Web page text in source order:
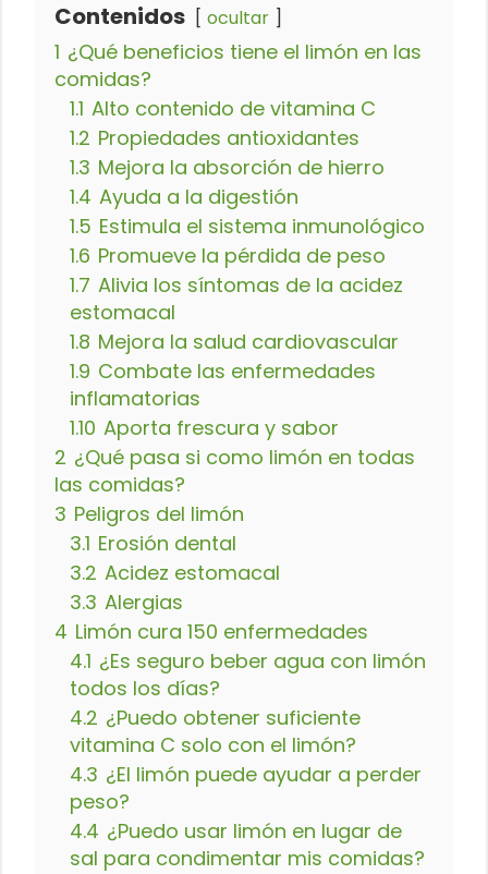
Contenidos ocultar
1 ¿Qué beneficios tiene el limón en las
comidas?
1.1 Alto contenido de vitamina C
1.2 Propiedades antioxidantes
1.3 Mejora la absorción de hierro
1.4 Ayuda a la digestión
1.5 Estimula el sistema inmunológico
1.6 Promueve la pérdida de peso
1.7 Alivia los síntomas de la acidez
estomacal
1.8 Mejora la salud cardiovascular
1.9 Combate las enfermedades
inflamatorias
1.10 Aporta frescura y sabor
2 ¿Qué pasa si como limón en todas
las comidas?
3 Peligros del limón
3.1 Erosión dental
3.2 Acidez estomacal
3.3 Alergias
4 Limón cura 150 enfermedades
4.1 ¿Es seguro beber agua con limón
todos los días?
4.2 ¿Puedo obtener suficiente
vitamina C solo con el limón?
4.3 ¿El limón puede ayudar a perder
peso?
4.4 ¿Puedo usar limón en lugar de
sal para condimentar mis comidas?